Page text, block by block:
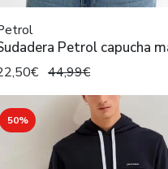
Petrol capucha
44,99€
50%